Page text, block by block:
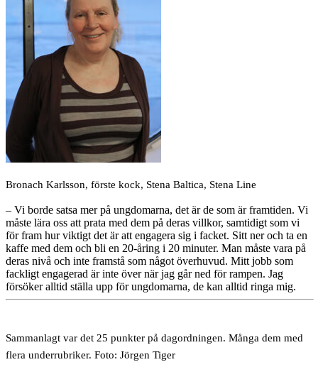
Bronach Karlsson, förste kock, Stena Baltica, Stena Line
– Vi borde satsa mer på ungdomarna, det är de som är framtiden. Vi
måste lära oss att prata med dem på deras villkor, samtidigt som vi
för fram hur viktigt det är att engagera sig i facket. Sitt ner och ta en
kaffe med dem och bli en 20-åring i 20 minuter. Man måste vara på
deras nivå och inte framstå som något överhuvud. Mitt jobb som
fackligt engagerad är inte över när jag går ned för rampen. Jag
försöker alltid ställa upp för ungdomarna, de kan alltid ringa mig.
Sammanlagt var det 25 punkter på dagordningen. Många dem med
flera underrubriker. Foto: Jörgen Tiger